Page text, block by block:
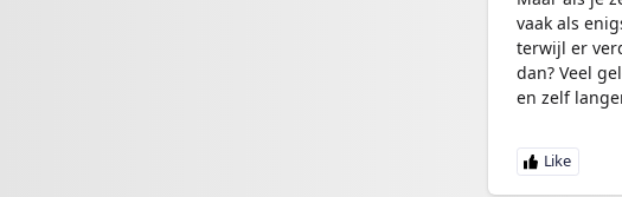
vaak als
terwijl er
dan? Veel
en zelf